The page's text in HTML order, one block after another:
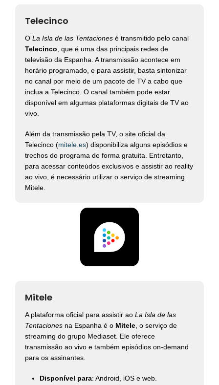
Telecinco
OLa Isla de las Tentaciones é transmitido pelo canal
Telecinco , que é uma das principais redes de
televisão da Espanha. A transmissão acontece em
horário programado, e para assistir, basta sintonizar
no canal por meio de um pacote de TV a cabo que
inclua a Telecinco. O canal também pode estar
disponível em algumas plataformas digitais de TV ao
vivo.
Além da transmissão pela TV, o site oficial da
Telecinco (mitele.es) disponibiliza alguns episódios e
trechos do programa de forma gratuita. Entretanto,
para acessar conteúdos exclusivos e assistir ao reality
ao vivo, é necessário utilizar o serviço de streaming
Mitele.
Mitele
A plataforma oficial para assistir aoLa Isla de las
Tentaciones na Espanha é o Mitele , o serviço de
streaming do grupo Mediaset. Ele oferece
transmissão ao vivo e também episódios on-demand
para os assinantes.
Disponível para: Android, iOS e web.